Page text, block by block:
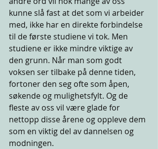
kunne slå fast at det som vi arbeider
med, ikke har en direkte forbindelse
til de første studiene vi tok. Men
studiene er ikke mindre viktige av
den grunn. Når man som godt
voksen ser tilbake på denne tiden,
fortoner den seg ofte som åpen,
søkende og mulighetsfylt. Og de
fleste av oss vil være glade for
nettopp disse årene og oppleve dem
som en viktig del av dannelsen og
modningen.